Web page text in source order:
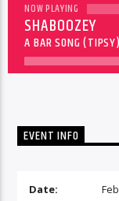
NOW PLAYING
SHABOOZEY
A BAR SONG (TIPSY)
EVENT INFO
Date: